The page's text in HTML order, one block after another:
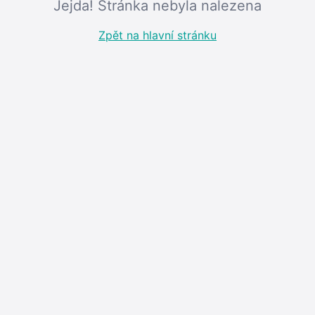
Jejda! Stránka nebyla nalezena
Zpět na hlavní stránku